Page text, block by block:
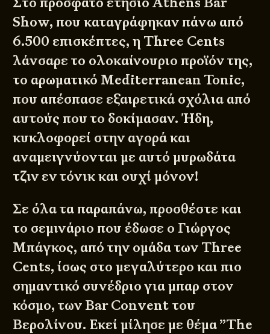
Show, που καταγράφηκαν πάνω από
6.500 επισκέπτες, η Three Cents
λάνσαρε το ολοκαίνουριο προϊόν της,
το αρωματικό Mediterranean Tonic,
που απέσπασε εξαιρετικά σχόλια από
αυτούς που το δοκίμασαν. Ήδη,
κυκλοφορεί στην αγορά και
αναμειγνύονται με αυτό μυρωδάτα
τζιν εν τόνικ και ουχί μόνον!
Σε όλα τα παραπάνω, προσθέστε και
το σεμινάριο που έδωσε ο Γιώργος
Μπάγκος, από την ομάδα των Three
Cents, ίσως στο μεγαλύτερο και πιο
σημαντικό συνέδριο για μπαρ στον
κόσμο, των Bar Convent του
Βερολίνου. Εκεί μίλησε με θέμα ”The